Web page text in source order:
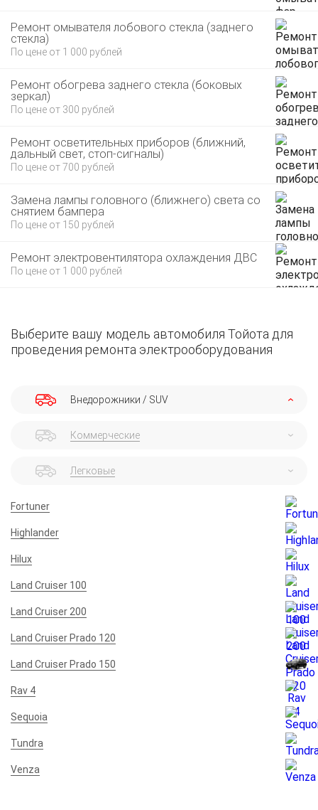
Ремонт омывателя лобового стекла (заднего
стекла)
По цене от 1 000 рублей
Ремонт обогрева заднего стекла (боковых
зеркал)
По цене от 300 рублей
Ремонт осветительных приборов (ближний,
дальный свет, стоп-сигналы)
По цене от 700 рублей
Замена лампы головного (ближнего) света со
снятием бампера
По цене от 150 рублей
Ремонт электровентилятора охлаждения ДВС
По цене от 1 000 рублей
Выберите вашу модель автомобиля Тойота для
проведения ремонта электрооборудования
Внедорожники / SUV
Коммерческие
Легковые
Fortuner
Highlander
Hilux
Land Cruiser 100
Land Cruiser 200
Land Cruiser Prado 120
Land Cruiser Prado 150
Rav 4
Sequoia
Tundra
Venza